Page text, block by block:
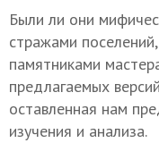
Были ли они
стражами
памятниками
предлагаемых
оставленная нам
изучения и анализа.